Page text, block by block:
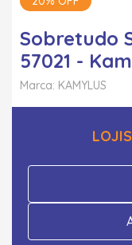
Sobretudo
57021 -
Marca: KAMYLUS